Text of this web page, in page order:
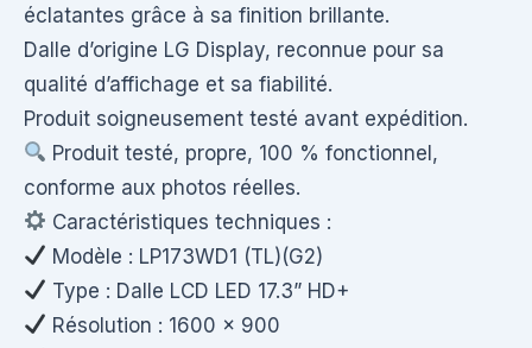
éclatantes grâce à sa finition brillante.
Dalle d’origine LG Display, reconnue pour sa
qualité d’affichage et sa fiabilité.
Produit soigneusement testé avant expédition.
Produit testé, propre, 100 % fonctionnel,
conforme aux photos réelles.
Caractéristiques techniques :
Modèle : LP173WD1 (TL)(G2)
Type : Dalle LCD LED 17.3” HD+
Résolution : 1600 x 900